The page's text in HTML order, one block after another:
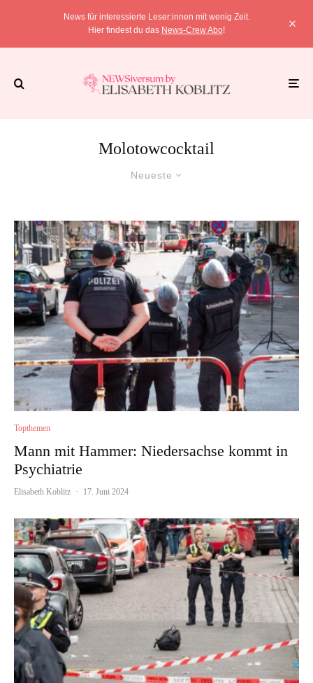
News für interessierte Leser:innen mit wenig Zeit.
Hier findest du das News-Crew Abo!
Molotowcocktail
Neueste
Topthemen
Mann mit Hammer: Niedersachse kommt in
Psychiatrie
Elisabeth Koblitz · 17. Juni 2024